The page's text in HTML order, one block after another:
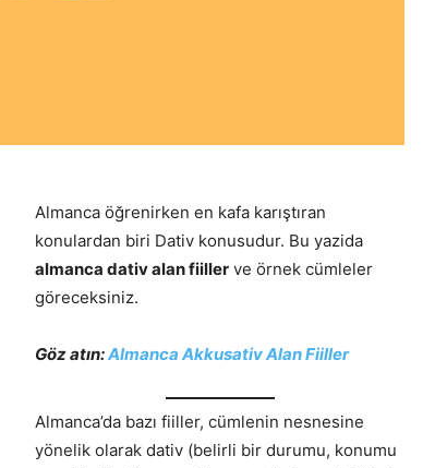
Almanca öğrenirken en kafa karıştıran
konulardan biri Dativ konusudur. Bu yazida
almanca dativ alan fiiller ve örnek cümleler
göreceksiniz.
Göz atın:Almanca Akkusativ Alan Fiiller
Almanca’da bazı fiiller, cümlenin nesnesine
yönelik olarak dativ (belirli bir durumu, konumu